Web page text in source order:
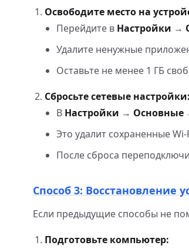
Освободите место на
Перейдите в Настройки →
Удалите ненужные
Оставьте не менее 1 ГБ
Сбросьте сетевые настройки:
В Настройки → Основные
Это удалит сохраненные
После сброса
Способ 3: Восстановление
Если предыдущие способы не
Подготовьте компьютер: